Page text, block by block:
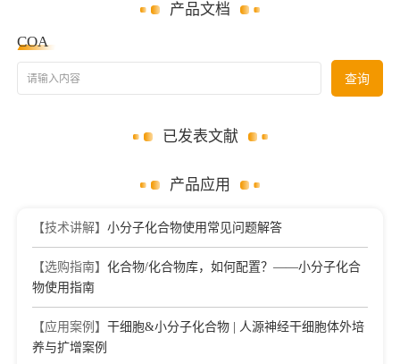
产品文档
COA
请输入内容 查询
已发表文献
产品应用
【技术讲解】 小分子化合物使用常见问题解答
【选购指南】 化合物/化合物库，如何配置？——小分子化合
物使用指南
【应用案例】 干细胞&小分子化合物 | 人源神经干细胞体外培
养与扩增案例